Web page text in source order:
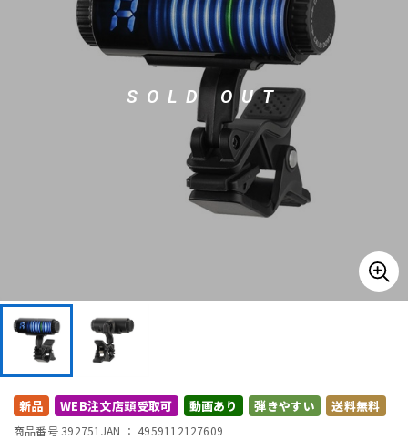
ドラム パーカッション
電子ピアノ
その他楽器
DJ機器
SOLD OUT
新品 WEB注文店頭受取可 動画あり 弾きやすい 送料無料
商品番号 392751 JAN ： 4959112127609